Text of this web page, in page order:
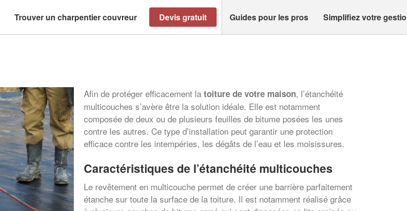
Trouver un charpentier couvreur Devis gratuit Guides pour les pros Simplifiez votre
Afin de protéger efficacement la toiture de votre maison, l’étanchéité
multicouches s’avère être la solution idéale. Elle est notamment
composée de deux ou de plusieurs feuilles de bitume posées les unes
contre les autres. Ce type d’installation peut garantir une protection
efficace contre les intempéries, les dégâts de l’eau et les moisissures.
Caractéristiques de l’étanchéité multicouches
Le revêtement en multicouche permet de créer une barrière parfaitement
étanche sur toute la surface de la toiture. Il est notamment réalisé grâce